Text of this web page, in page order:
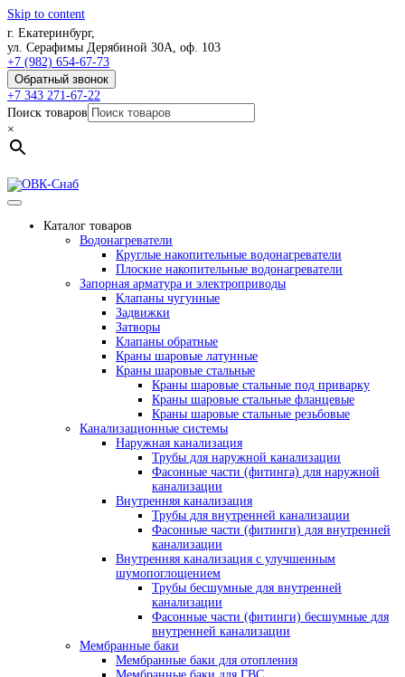
Skip to content
г. Екатеринбург,
ул. Серафимы Дерябиной 30А, оф. 103
+7 (982) 654-67-73
Обратный звонок
+7 343 271-67-22
Поиск товаров
×
Каталог товаров
Водонагреватели
Круглые накопительные водонагреватели
Плоские накопительные водонагреватели
Запорная арматура и электроприводы
Клапаны чугунные
Задвижки
Затворы
Клапаны обратные
Краны шаровые латунные
Краны шаровые стальные
Краны шаровые стальные под приварку
Краны шаровые стальные фланцевые
Краны шаровые стальные резьбовые
Канализационные системы
Наружная канализация
Трубы для наружной канализации
Фасонные части (фитинга) для наружной
канализации
Внутренняя канализация
Трубы для внутренней канализации
Фасонные части (фитинги) для внутренней
канализации
Внутренняя канализация с улучшенным
шумопоглощением
Трубы бесшумные для внутренней
канализации
Фасонные части (фитинги) бесшумные для
внутренней канализации
Мембранные баки
Мембранные баки для отопления